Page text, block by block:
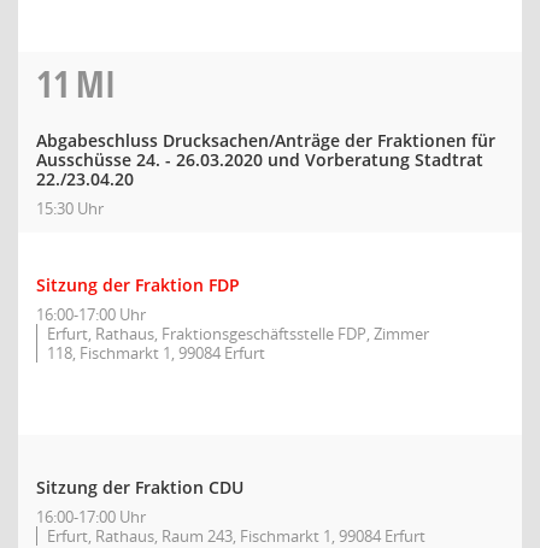
11 MI
Abgabeschluss Drucksachen/Anträge der Fraktionen für
Ausschüsse 24. - 26.03.2020 und Vorberatung Stadtrat
22./23.04.20
15:30 Uhr
Sitzung der Fraktion FDP
16:00-17:00 Uhr
Erfurt, Rathaus, Fraktionsgeschäftsstelle FDP, Zimmer
118, Fischmarkt 1, 99084 Erfurt
Sitzung der Fraktion CDU
16:00-17:00 Uhr
Erfurt, Rathaus, Raum 243, Fischmarkt 1, 99084 Erfurt